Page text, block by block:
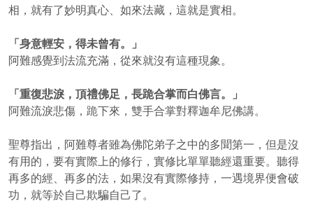
相，就有了妙明真心、如來法藏，這就是實相。
「身意輕安，得未曾有。」
阿難感覺到法流充滿，從來就沒有這種現象。
「重復悲淚，頂禮佛足，長跪合掌而白佛言。」
阿難流淚悲傷，跪下來，雙手合掌對釋迦牟尼佛講。
聖尊指出，阿難尊者雖為佛陀弟子之中的多聞第一，但是沒
有用的，要有實際上的修行，實修比單單聽經還重要。聽得
再多的經、再多的法，如果沒有實際修持，一遇境界便會破
功，就等於自己欺騙自己了。